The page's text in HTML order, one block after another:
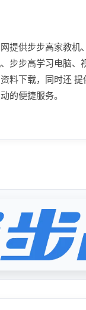
提供步步高家教机
步步高学习电脑、
料下载，同时还
的便捷服务。